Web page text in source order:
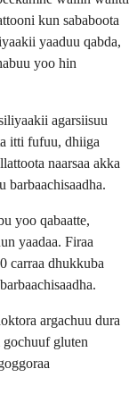
kun sababoota
yaaduu qabda,
yoo hin
agarsiisuu
itti fufuu, dhiiga
naarsaa akka
barbaachisaadha.
yoo qabaatte,
yaadaa. Firaa
carraa dhukkuba
argachuu dura
gluten